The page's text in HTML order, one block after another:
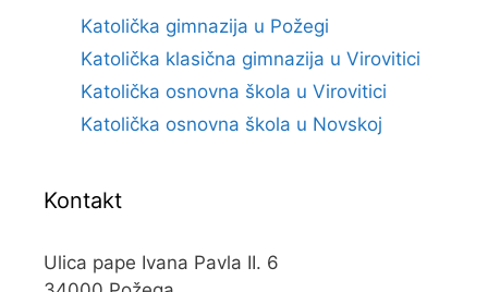
Katolička gimnazija u Požegi
Katolička klasična gimnazija u Virovitici
Katolička osnovna škola u Virovitici
Katolička osnovna škola u Novskoj
Kontakt
Ulica pape Ivana Pavla II. 6